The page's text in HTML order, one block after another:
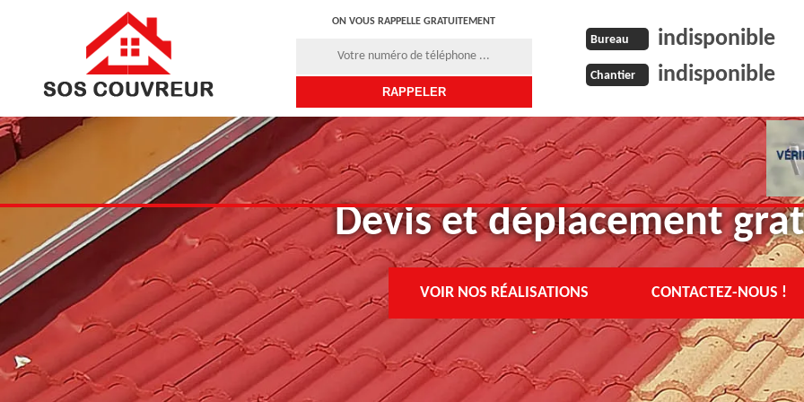
ON VOUS RAPPELLE GRATUITEMENT
Bureau indisponible
Chantier indisponible
Devis et déplacement
VOIR NOS RÉALISATIONS CONTACTEZ-NOUS !